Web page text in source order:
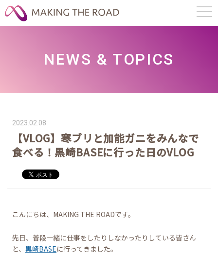
NEWS & TOPICS
2023.02.08
【VLOG】寒ブリと加能ガニをみんなで
食べる！黒崎BASEに行った日のVLOG
こんにちは、MAKING THE ROADです。
先日、普段一緒に仕事をしたりしなかったりしている皆さん
と、 黒崎BASEに行ってきました。